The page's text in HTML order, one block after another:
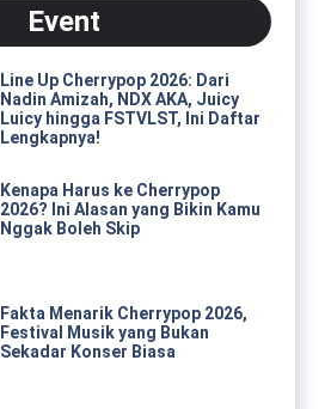
Event
Line Up Cherrypop 2026: Dari
Nadin Amizah, NDX AKA, Juicy
Luicy hingga FSTVLST, Ini Daftar
Lengkapnya!
Kenapa Harus ke Cherrypop
2026? Ini Alasan yang Bikin Kamu
Nggak Boleh Skip
Fakta Menarik Cherrypop 2026,
Festival Musik yang Bukan
Sekadar Konser Biasa